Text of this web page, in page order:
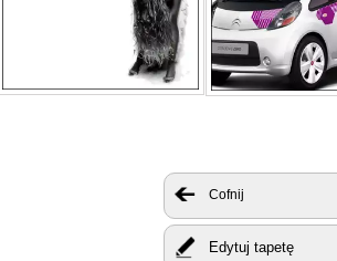
Cofnij
Edytuj tapetę